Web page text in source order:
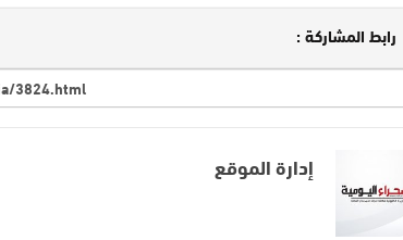
رابط المشاركة :
إدارة الموقع